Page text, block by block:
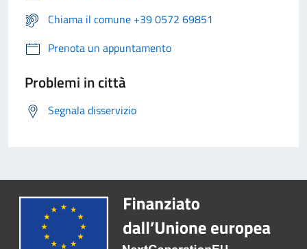
Chiama il comune +39 0572 69851
Prenota un appuntamento
Problemi in città
Segnala disservizio